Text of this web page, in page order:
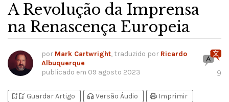
A Revolução da Imprensa
na Renascença Europeia
por Mark Cartwright, traduzido por Ricardo
Albuquerque
publicado em 09 agosto 2023 9
bookmark_addbookmark_added Guardar Artigo headphones Versão Áudio print Imprimir